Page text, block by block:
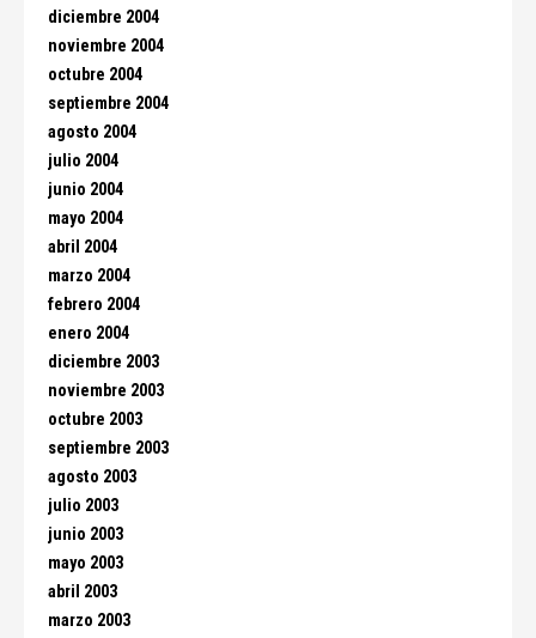
diciembre 2004
noviembre 2004
octubre 2004
septiembre 2004
agosto 2004
julio 2004
junio 2004
mayo 2004
abril 2004
marzo 2004
febrero 2004
enero 2004
diciembre 2003
noviembre 2003
octubre 2003
septiembre 2003
agosto 2003
julio 2003
junio 2003
mayo 2003
abril 2003
marzo 2003